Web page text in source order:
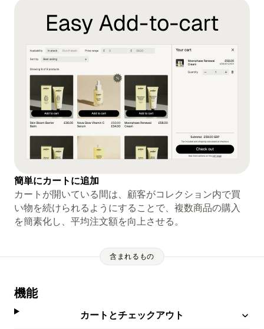
簡単にカートに追加
カートが開いている間は、顧客がコレクション内で買
い物を続けられるようにすることで、複数商品の購入
を簡素化し、平均注文額を向上させる。
含まれるもの
機能
カートとチェックアウト